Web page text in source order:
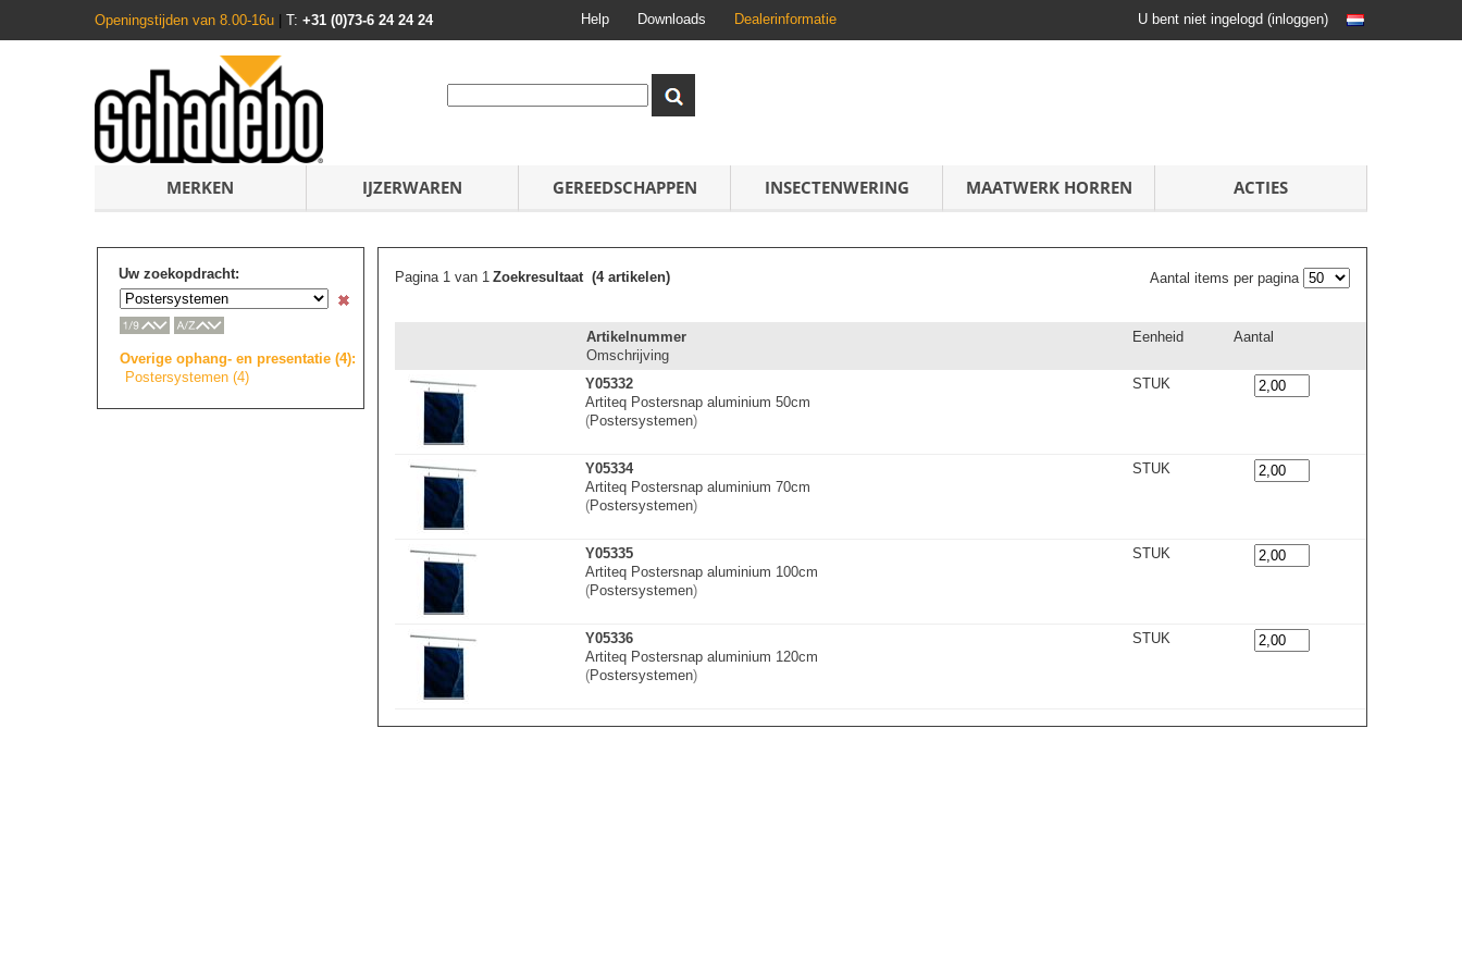
Openingstijden van 8.00-16u T: +31 (0)73-6 24 24 24 Help Downloads Dealerinformatie U bent niet ingelogd (inloggen)
MERKEN IJZERWAREN GEREEDSCHAPPEN INSECTENWERING MAATWERK HORREN ACTIES
Uw zoekopdracht:
Overige ophang- en presentatie (4):
Postersystemen (4)
Pagina 1 van 1 Aantal items per pagina
Zoekresultaat (4 artikelen)
Artikelnummer
Omschrijving
Eenheid Aantal
Y05332
Artiteq Postersnap aluminium 50cm
(Postersystemen)
STUK
Y05334
Artiteq Postersnap aluminium 70cm
(Postersystemen)
STUK
Y05335
Artiteq Postersnap aluminium 100cm
(Postersystemen)
STUK
Y05336
Artiteq Postersnap aluminium 120cm
(Postersystemen)
STUK